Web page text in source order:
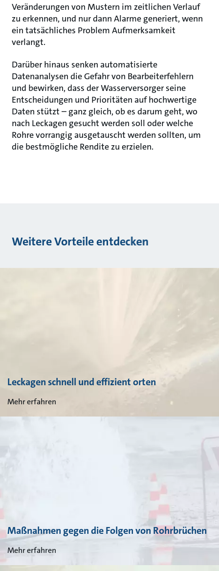
Veränderungen von Mustern im zeitlichen Verlauf
zu erkennen, und nur dann Alarme generiert, wenn
ein tatsächliches Problem Aufmerksamkeit
verlangt.
Darüber hinaus senken automatisierte
Datenanalysen die Gefahr von Bearbeiterfehlern
und bewirken, dass der Wasserversorger seine
Entscheidungen und Prioritäten auf hochwertige
Daten stützt – ganz gleich, ob es darum geht, wo
nach Leckagen gesucht werden soll oder welche
Rohre vorrangig ausgetauscht werden sollten, um
die bestmögliche Rendite zu erzielen.
Weitere Vorteile entdecken
Leckagen schnell und effizient orten
Mehr erfahren
Maßnahmen gegen die Folgen von Rohrbrüchen
Mehr erfahren